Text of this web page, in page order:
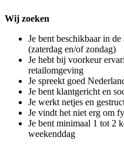
Wij zoeken
Je bent beschikbaar in
(zaterdag en/of zondag)
Je hebt bij voorkeur
retailomgeving
Je spreekt goed
Je bent klantgericht en
Je werkt netjes en
Je vindt het niet erg om
Je bent minimaal 1 tot 2
weekenddag